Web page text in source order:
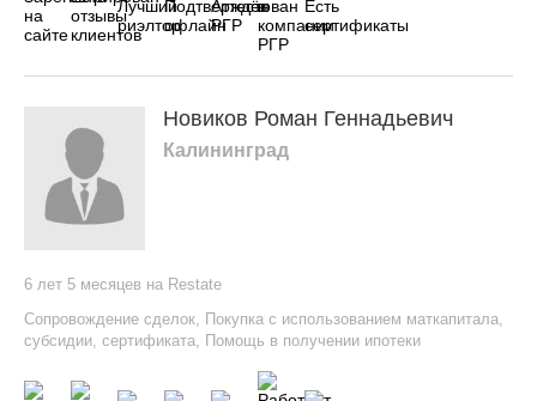
Новиков Роман Геннадьевич
Калининград
6 лет 5 месяцев на Restate
Сопровождение сделок
Покупка с использованием маткапитала,
субсидии, сертификата
Помощь в получении ипотеки